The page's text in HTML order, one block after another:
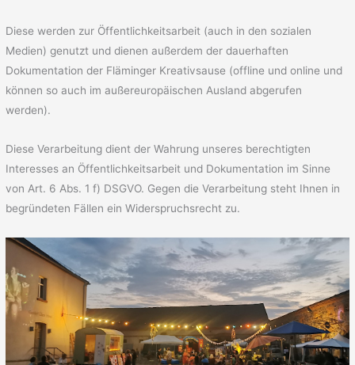
Diese werden zur Öffentlichkeitsarbeit (auch in den sozialen
Medien) genutzt und dienen außerdem der dauerhaften
Dokumentation der Fläminger Kreativsause (offline und online und
können so auch im außereuropäischen Ausland abgerufen
werden).
Diese Verarbeitung dient der Wahrung unseres berechtigten
Interesses an Öffentlichkeitsarbeit und Dokumentation im Sinne
von Art. 6 Abs. 1 f) DSGVO. Gegen die Verarbeitung steht Ihnen in
begründeten Fällen ein Widerspruchsrecht zu.